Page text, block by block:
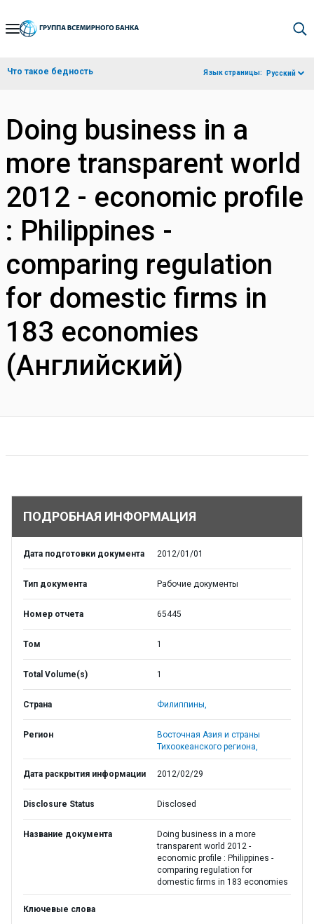
Skip
Navigation
Что такое бедность Язык страницы: Русский
Doing business in a
more transparent world
2012 - economic profile
: Philippines -
comparing regulation
for domestic firms in
183 economies
(Английский)
ПОДРОБНАЯ ИНФОРМАЦИЯ
Дата подготовки документа 2012/01/01
Тип документа Рабочие документы
Номер отчета 65445
Том 1
Total Volume(s) 1
Страна Филиппины,
Регион
Восточная Азия и страны
Тихоокеанского региона,
Дата раскрытия информации 2012/02/29
Disclosure Status Disclosed
Название документа
Doing business in a more
transparent world 2012 -
economic profile : Philippines -
comparing regulation for
domestic firms in 183 economies
Ключевые слова